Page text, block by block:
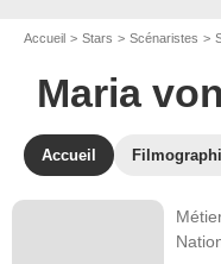
Accueil Stars Scénaristes
Maria
Accueil